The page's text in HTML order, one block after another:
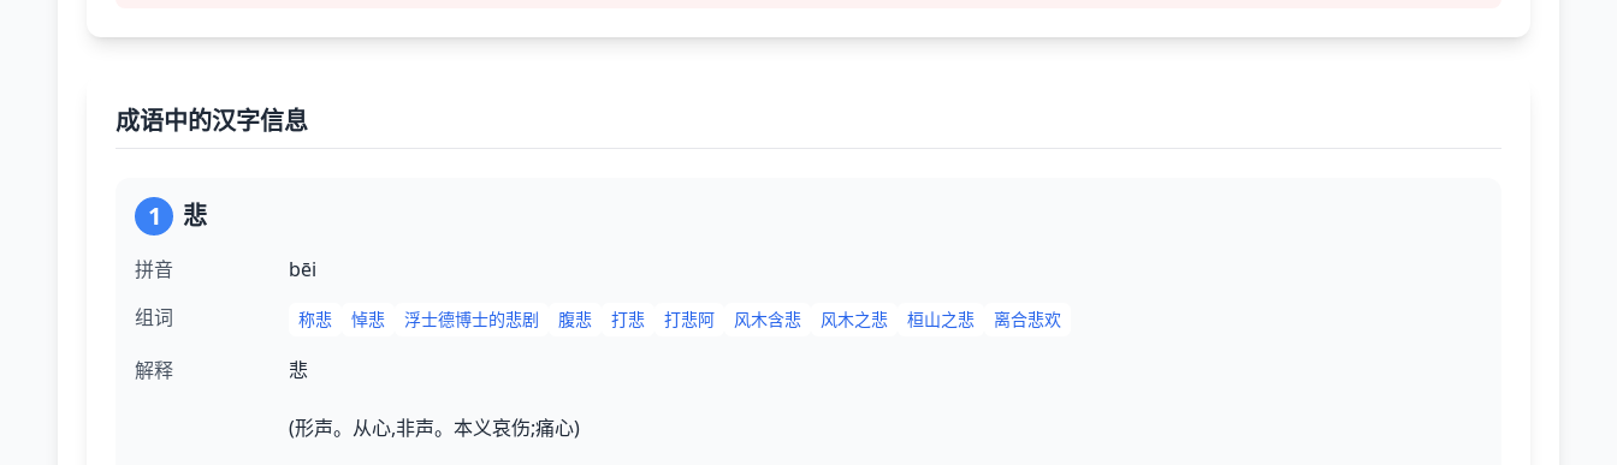
成语中的汉字信息
1 悲
拼音
bēi
组词
称悲 悼悲 浮士德博士的悲剧 腹悲 打悲 打悲阿 风木含悲 风木之悲 桓山之悲 离合悲欢
解释 悲
(形声。从心,非声。本义哀伤;痛心)